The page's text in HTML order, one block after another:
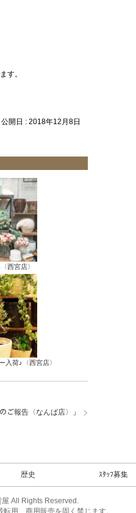
す。
公開日 : 2018年12月8日
西宮店〉
入荷♪〈西宮店〉
ご報告〈なんば店〉 」
歴史 ｽﾀｯﾌ募集
All Rights Reserved.
用、商用販売を固く禁じます。